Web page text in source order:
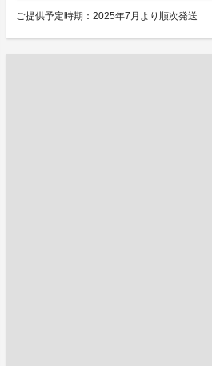
ご提供予定時期：2025年7月より順次発送